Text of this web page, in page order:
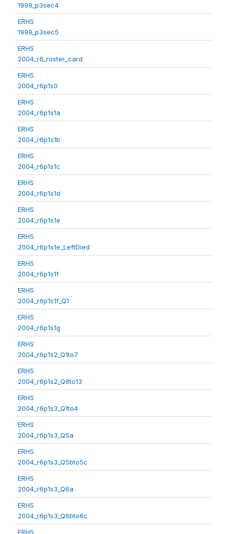
1999_p3sec4
ERHS
1999_p3sec5
ERHS
2004_r6_roster_card
ERHS
2004_r6p1s0
ERHS
2004_r6p1s1a
ERHS
2004_r6p1s1b
ERHS
2004_r6p1s1c
ERHS
2004_r6p1s1d
ERHS
2004_r6p1s1e
ERHS
2004_r6p1s1e_LeftDied
ERHS
2004_r6p1s1f
ERHS
2004_r6p1s1f_Q1
ERHS
2004_r6p1s1g
ERHS
2004_r6p1s2_Q1to7
ERHS
2004_r6p1s2_Q8to13
ERHS
2004_r6p1s3_Q1to4
ERHS
2004_r6p1s3_Q5a
ERHS
2004_r6p1s3_Q5bto5c
ERHS
2004_r6p1s3_Q6a
ERHS
2004_r6p1s3_Q6bto6c
ERHS